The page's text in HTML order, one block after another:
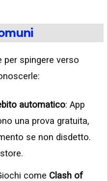
per spingere verso
automatico: App
una prova gratuita,
se non disdetto.
come Clash of